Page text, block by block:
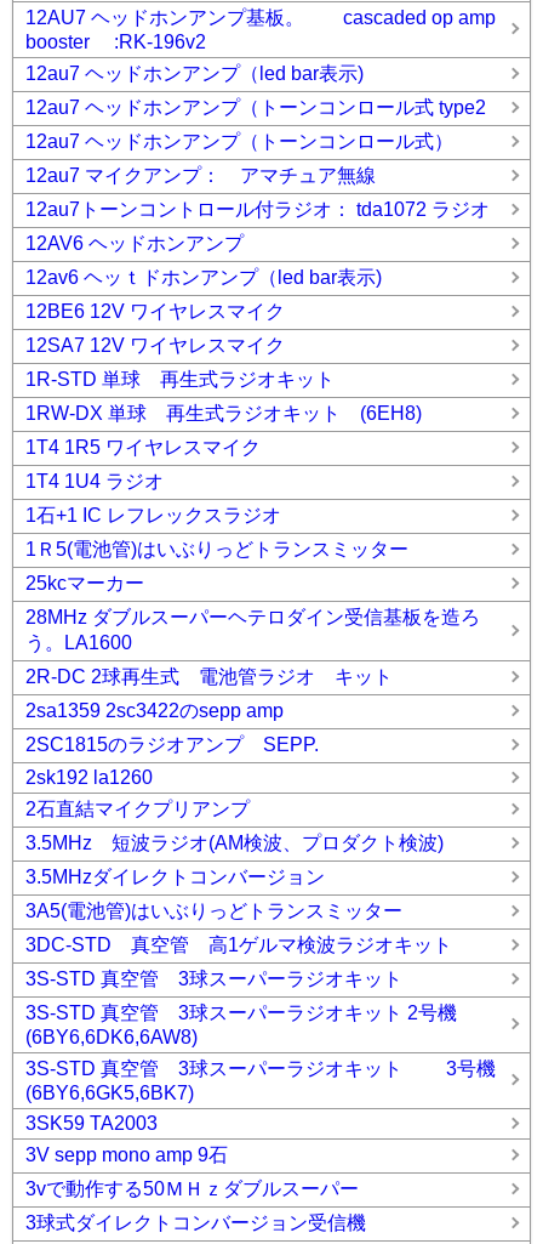
12AU7 ヘッドホンアンプ基板。 cascaded op amp
booster :RK-196v2
12au7 ヘッドホンアンプ（led bar表示)
12au7 ヘッドホンアンプ（トーンコンロール式 type2
12au7 ヘッドホンアンプ（トーンコンロール式）
12au7 マイクアンプ： アマチュア無線
12au7トーンコントロール付ラジオ： tda1072 ラジオ
12AV6 ヘッドホンアンプ
12av6 ヘッｔドホンアンプ（led bar表示)
12BE6 12V ワイヤレスマイク
12SA7 12V ワイヤレスマイク
1R-STD 単球 再生式ラジオキット
1RW-DX 単球 再生式ラジオキット (6EH8)
1T4 1R5 ワイヤレスマイク
1T4 1U4 ラジオ
1石+1 IC レフレックスラジオ
1Ｒ5(電池管)はいぶりっどトランスミッター
25kcマーカー
28MHz ダブルスーパーヘテロダイン受信基板を造ろ
う。LA1600
2R-DC 2球再生式 電池管ラジオ キット
2sa1359 2sc3422のsepp amp
2SC1815のラジオアンプ SEPP.
2sk192 la1260
2石直結マイクプリアンプ
3.5MHz 短波ラジオ(AM検波、プロダクト検波)
3.5MHzダイレクトコンバージョン
3A5(電池管)はいぶりっどトランスミッター
3DC-STD 真空管 高1ゲルマ検波ラジオキット
3S-STD 真空管 3球スーパーラジオキット
3S-STD 真空管 3球スーパーラジオキット 2号機
(6BY6,6DK6,6AW8)
3S-STD 真空管 3球スーパーラジオキット 3号機
(6BY6,6GK5,6BK7)
3SK59 TA2003
3V sepp mono amp 9石
3vで動作する50ＭＨｚダブルスーパー
3球式ダイレクトコンバージョン受信機